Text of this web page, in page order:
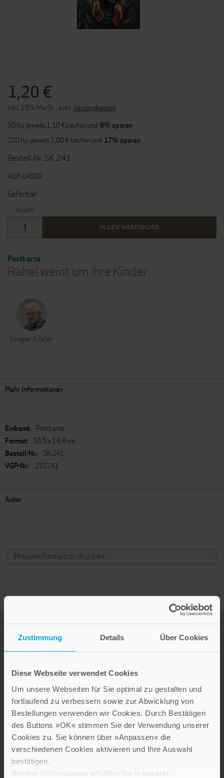
Zustimmung Details Über Cookies
Diese Webseite verwendet Cookies
Um unsere Webseiten für Sie optimal zu gestalten und
fortlaufend zu verbessern sowie zur Abwicklung von
Bestellungen verwenden wir Cookies. Durch Bestätigen
des Buttons »OK« stimmen Sie der Verwendung unserer
Cookies zu. Sie können über »Anpassen« die
verschiedenen Cookies aktivieren und Ihre Auswahl
bestätigen.
Weitere Informationen erhalten Sie in unserer
Postkarte
Rahel weint um ihre Kinder
Sieger Köder
1,20 €
Inkl. 19% MwSt. exkl. Versandkosten
50 für jeweils1,10 € kaufen und 8% sparen
100 für jeweils1,00 € kaufen und 17% sparen
Bestell-Nr. SK 241
AUF LAGER
lieferbar
Anzahl
IN DEN WARENKORB
Mehr Informationen
Mehr
Informationen
Postkarte
10,5 x 14,8 cm
SK 241
210241
Autor
Presseinformation drucken
LEBE GUT MAGAZIN
NEWSLETTER
KARRIERE
KUNDENINFO